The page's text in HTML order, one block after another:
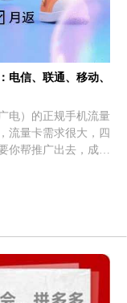
电信、联通、移动、
电）的正规手机流量
流量卡需求很大，四
你帮推广出去，成功